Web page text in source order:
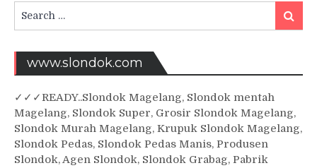
Search
for:
Search
www.slondok.com
✓ ✓✓READY..Slondok Magelang, Slondok mentah
Magelang, Slondok Super, Grosir Slondok Magelang,
Slondok Murah Magelang, Krupuk Slondok Magelang,
Slondok Pedas, Slondok Pedas Manis, Produsen
Slondok, Agen Slondok, Slondok Grabag, Pabrik